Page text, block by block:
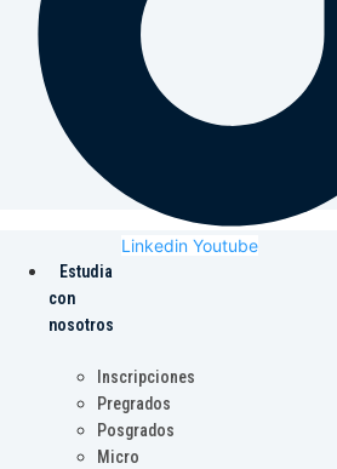
Linkedin Youtube
Estudia
con
nosotros
Inscripciones
Pregrados
Posgrados
Micro